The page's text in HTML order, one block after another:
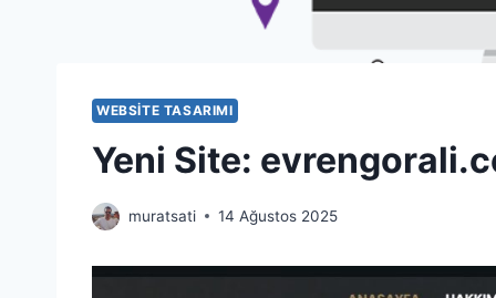
WEBSITE TASARIMI
Yeni Site:
muratsati 14 Ağustos 2025